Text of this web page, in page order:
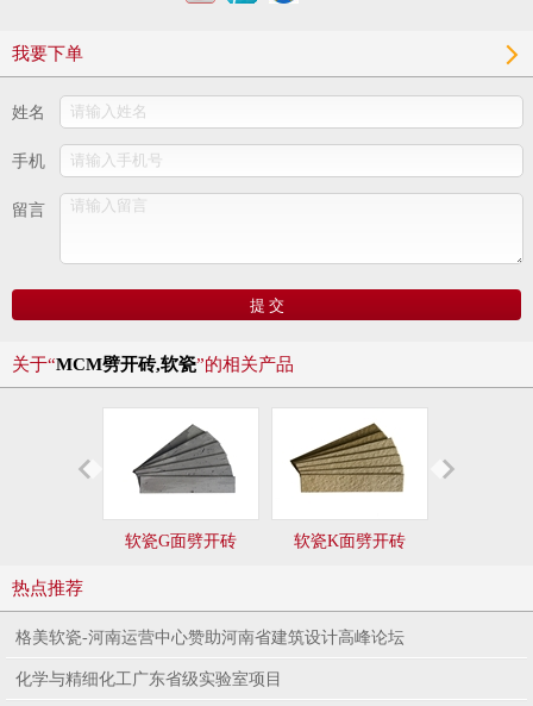
我要下单
姓名
手机
留言
关于“MCM劈开砖,软瓷”的相关产品
软瓷G面劈开砖 软瓷K面劈开砖
热点推荐
格美软瓷-河南运营中心赞助河南省建筑设计高峰论坛
化学与精细化工广东省级实验室项目